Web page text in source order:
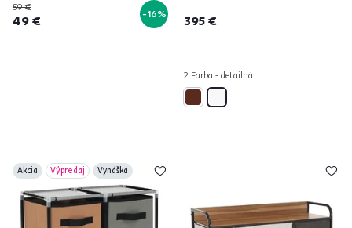
59 €
49 € -16% 395 €
2 Farba - detailná
Akcia Výpredaj Vynáška